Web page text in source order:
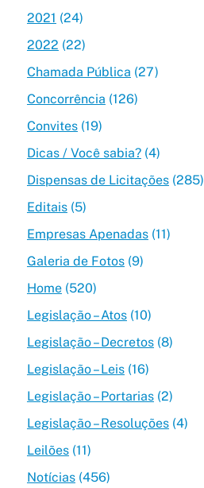
2021 (24)
2022 (22)
Chamada Pública (27)
Concorrência (126)
Convites(19)
Dicas / Você sabia?(4)
Dispensas de Licitações(285)
Editais(5)
Empresas Apenadas(11)
Galeria de Fotos(9)
Home(520)
Legislação – Atos(10)
Legislação – Decretos(8)
Legislação – Leis(16)
Legislação – Portarias(2)
Legislação – Resoluções(4)
Leilões(11)
Notícias(456)